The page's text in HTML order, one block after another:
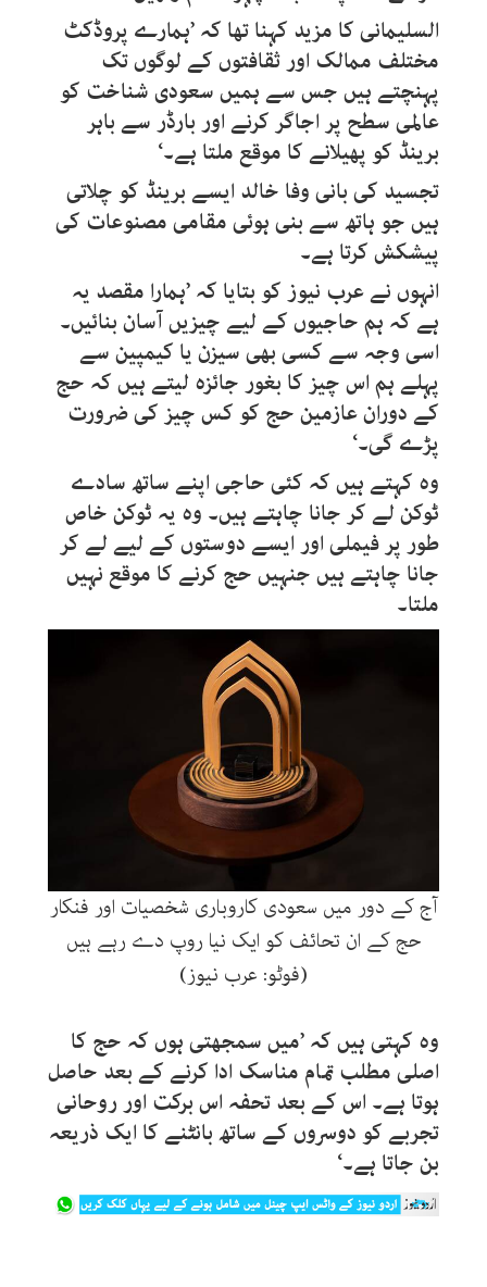
السلیمانی کا مزید کہنا تھا کہ ’ہمارے پروڈکٹ
مختلف ممالک اور ثقافتوں کے لوگوں تک
پہنچتے ہیں جس سے ہمیں سعودی شناخت کو
عالمی سطح پر اجاگر کرنے اور بارڈر سے باہر
برینڈ کو پھیلانے کا موقع ملتا ہے۔‘
تجسید کی بانی وفا خالد ایسے برینڈ کو چلاتی
ہیں جو ہاتھ سے بنی ہوئی مقامی مصنوعات کی
پیشکش کرتا ہے۔
انہوں نے عرب نیوز کو بتایا کہ ’ہمارا مقصد یہ
ہے کہ ہم حاجیوں کے لیے چیزیں آسان بنائیں۔
اسی وجہ سے کسی بھی سیزن یا کیمپین سے
پہلے ہم اس چیز کا بغور جائزہ لیتے ہیں کہ حج
کے دوران عازمین حج کو کس چیز کی ضرورت
پڑے گی۔‘
وہ کہتے ہیں کہ کئی حاجی اپنے ساتھ سادے
ٹوکن لے کر جانا چاہتے ہیں۔ وہ یہ ٹوکن خاص
طور پر فیملی اور ایسے دوستوں کے لیے لے کر
جانا چاہتے ہیں جنہیں حج کرنے کا موقع نہیں
ملتا۔
آج کے دور میں سعودی کاروباری شخصیات اور فنکار
حج کے ان تحائف کو ایک نیا روپ دے رہے ہیں
(فوٹو: عرب نیوز)
وہ کہتی ہیں کہ ’میں سمجھتی ہوں کہ حج کا
اصلی مطلب تمام مناسک ادا کرنے کے بعد حاصل
ہوتا ہے۔ اس کے بعد تحفہ اس برکت اور روحانی
تجربے کو دوسروں کے ساتھ بانٹنے کا ایک ذریعہ
بن جاتا ہے۔‘